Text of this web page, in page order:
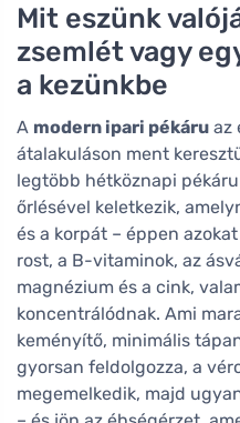
Mit eszünk
zsemlét vagy
a kezünkbe
A modern ipari pékáru az
átalakuláson ment
legtöbb hétköznapi
őrlésével keletkezik,
és a korpát – éppen
rost, a B-vitaminok, az
magnézium és a cink,
koncentrálódnak. Ami
keményítő, minimális
gyorsan feldolgozza, a
megemelkedik, majd